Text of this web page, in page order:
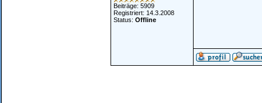
Beiträge: 5909
Registriert: 14.3.2008
Status: Offline